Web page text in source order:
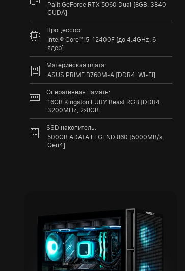
Palit GeForce RTX 5060 Dual [8GB, 3840
CUDA]
Процессор:
Intel® Core™ i5-12400F [до 4.4GHz, 6
ядер]
Материнская плата:
ASUS PRIME B760M-A [DDR4, Wi-Fi]
Оперативная память:
16GB Kingston FURY Beast RGB [DDR4,
3200MHz, 2x8GB]
SSD накопитель:
500GB ADATA LEGEND 860 [5000MB/s,
Gen4]